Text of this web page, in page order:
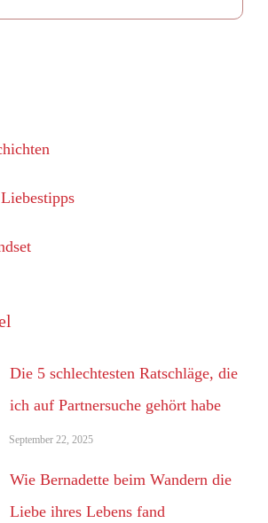
Die 5 schlechtesten Ratschläge, die
ich auf Partnersuche gehört habe
September 22, 2025
Wie Bernadette beim Wandern die
Liebe ihres Lebens fand